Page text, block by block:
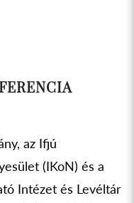
az Ifjú
(IKoN) és a
Intézet és Levéltár